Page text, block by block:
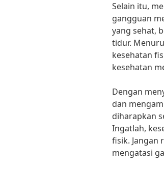
Selain itu,
gangguan
yang sehat,
tidur.
kesehatan
kesehatan
Dengan
dan
diharapkan
Ingatlah,
fisik. Jangan
mengatasi